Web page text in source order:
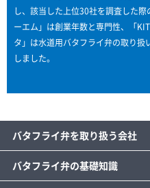
し、該当した上位30社を調査した
ーエム」は創業年数と専門性、「
タ」は水道用バタフライ弁の取り
しました。
バタフライ弁を取り扱う会社
バタフライ弁の基礎知識